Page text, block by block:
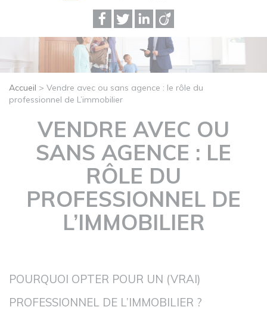
Accueil > Vendre avec ou sans agence : le rôle du
professionnel de L’immobilier
VENDRE AVEC OU
SANS AGENCE : LE
RÔLE DU
PROFESSIONNEL DE
L’IMMOBILIER
POURQUOI OPTER POUR UN (VRAI)
PROFESSIONNEL DE L’IMMOBILIER ?